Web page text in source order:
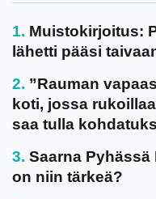
Muistokirjoitus:
lähetti pääsi
”Rauman
koti, jossa
saa tulla
Saarna
on niin tärkeä?